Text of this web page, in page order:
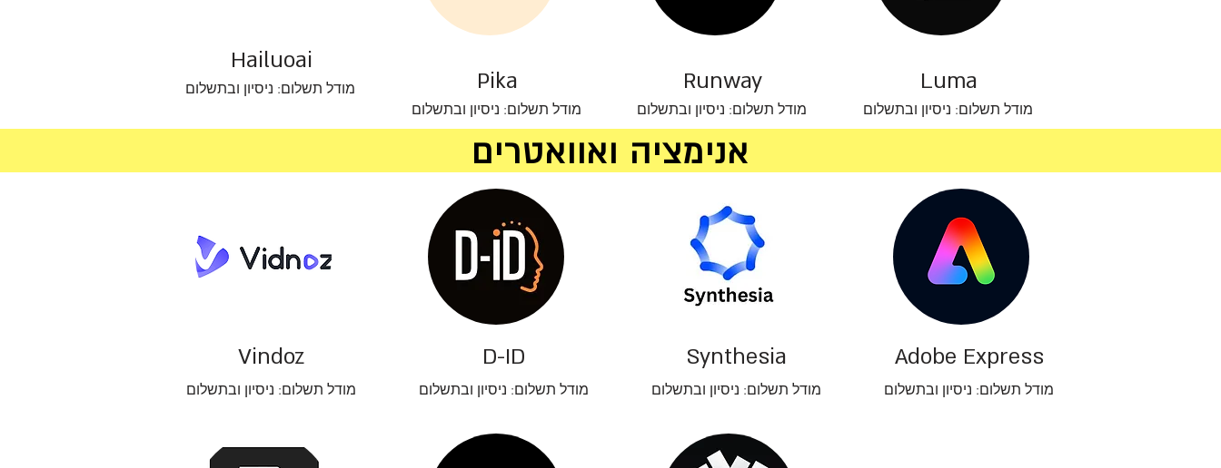
Luma
מודל תשלום: ניסיון ובתשלום
Runway
מודל תשלום: ניסיון ובתשלום
Pika
מודל תשלום: ניסיון ובתשלום
Hailuoai
מודל תשלום: ניסיון ובתשלום
אנימציה ואוואטרים
Vindoz
מודל תשלום: ניסיון ובתשלום
D-ID
מודל תשלום: ניסיון ובתשלום
Synthesia
מודל תשלום: ניסיון ובתשלום
Adobe Express
מודל תשלום: ניסיון ובתשלום